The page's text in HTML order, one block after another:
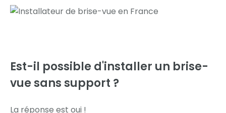
Est-il possible d'installer un brise-
vue sans support ?
La réponse est oui !